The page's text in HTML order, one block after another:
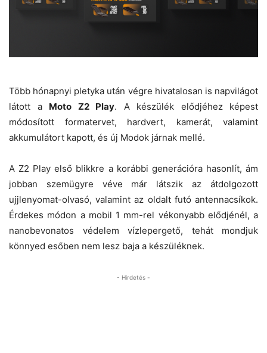
Több hónapnyi pletyka után végre hivatalosan is napvilágot
látott a Moto Z2 Play. A készülék elődjéhez képest
módosított formatervet, hardvert, kamerát, valamint
akkumulátort kapott, és új Modok járnak mellé.
A Z2 Play első blikkre a korábbi generációra hasonlít, ám
jobban szemügyre véve már látszik az átdolgozott
ujjlenyomat-olvasó, valamint az oldalt futó antennacsíkok.
Érdekes módon a mobil 1 mm-rel vékonyabb elődjénél, a
nanobevonatos védelem vízlepergető, tehát mondjuk
könnyed esőben nem lesz baja a készüléknek.
- Hirdetés -